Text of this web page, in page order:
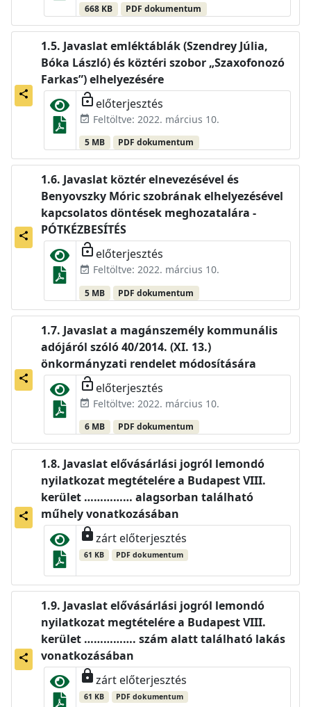
668 KB PDF dokumentum
share
Javaslat emléktáblák (Szendrey Júlia,
Bóka László) és köztéri szobor „Szaxofonozó
Farkas”) elhelyezésére
lock_open előterjesztés
event_available Feltöltve: 2022. március 10.
5 MB PDF dokumentum
share
Javaslat köztér elnevezésével és
Benyovszky Móric szobrának elhelyezésével
kapcsolatos döntések meghozatalára -
PÓTKÉZBESÍTÉS
lock_open előterjesztés
event_available Feltöltve: 2022. március 10.
5 MB PDF dokumentum
share
Javaslat a magánszemély kommunális
adójáról szóló 40/2014. (XI. 13.)
önkormányzati rendelet módosítására
lock_open előterjesztés
event_available Feltöltve: 2022. március 10.
6 MB PDF dokumentum
share
Javaslat elővásárlási jogról lemondó
nyilatkozat megtételére a Budapest VIII.
kerület …………… alagsorban található
műhely vonatkozásában
lockzárt előterjesztés
61 KB PDF dokumentum
share
Javaslat elővásárlási jogról lemondó
nyilatkozat megtételére a Budapest VIII.
kerület ……………. szám alatt található lakás
vonatkozásában
lockzárt előterjesztés
61 KB PDF dokumentum